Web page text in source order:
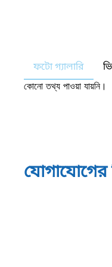
ফটো গ্যালারি
কোনো তথ্য পাওয়া যায়নি।
যোগাযোগের